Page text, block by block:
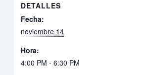
DETALLES
Fecha:
noviembre 14
Hora:
4:00 PM - 6:30 PM